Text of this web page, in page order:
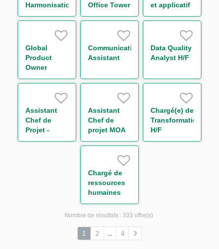
Harmonisation
des
Surveillance
Monitoring
H/F
Office Tower
Control H/F
et applicatif
H/F
Global
Product
Owner
Middle
Finance H/F
Communication
Assistant
Data Quality
Analyst H/F
Assistant
Chef de
Projet -
Loanscape
Assistant
Chef de
projet MOA
Transverse -
durable H/F
Chargé(e) de
Transformation
H/F
Chargé de
ressources
humaines
généraliste
H/F
Nombre de résultats : 333 offre(s)
1 2 4